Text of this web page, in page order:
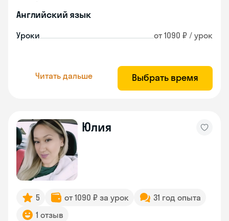
Английский язык
Уроки от 1090 ₽ / урок
Читать дальше Выбрать время
Юлия
5 от 1090 ₽ за урок
31 год опыта
1 отзыв